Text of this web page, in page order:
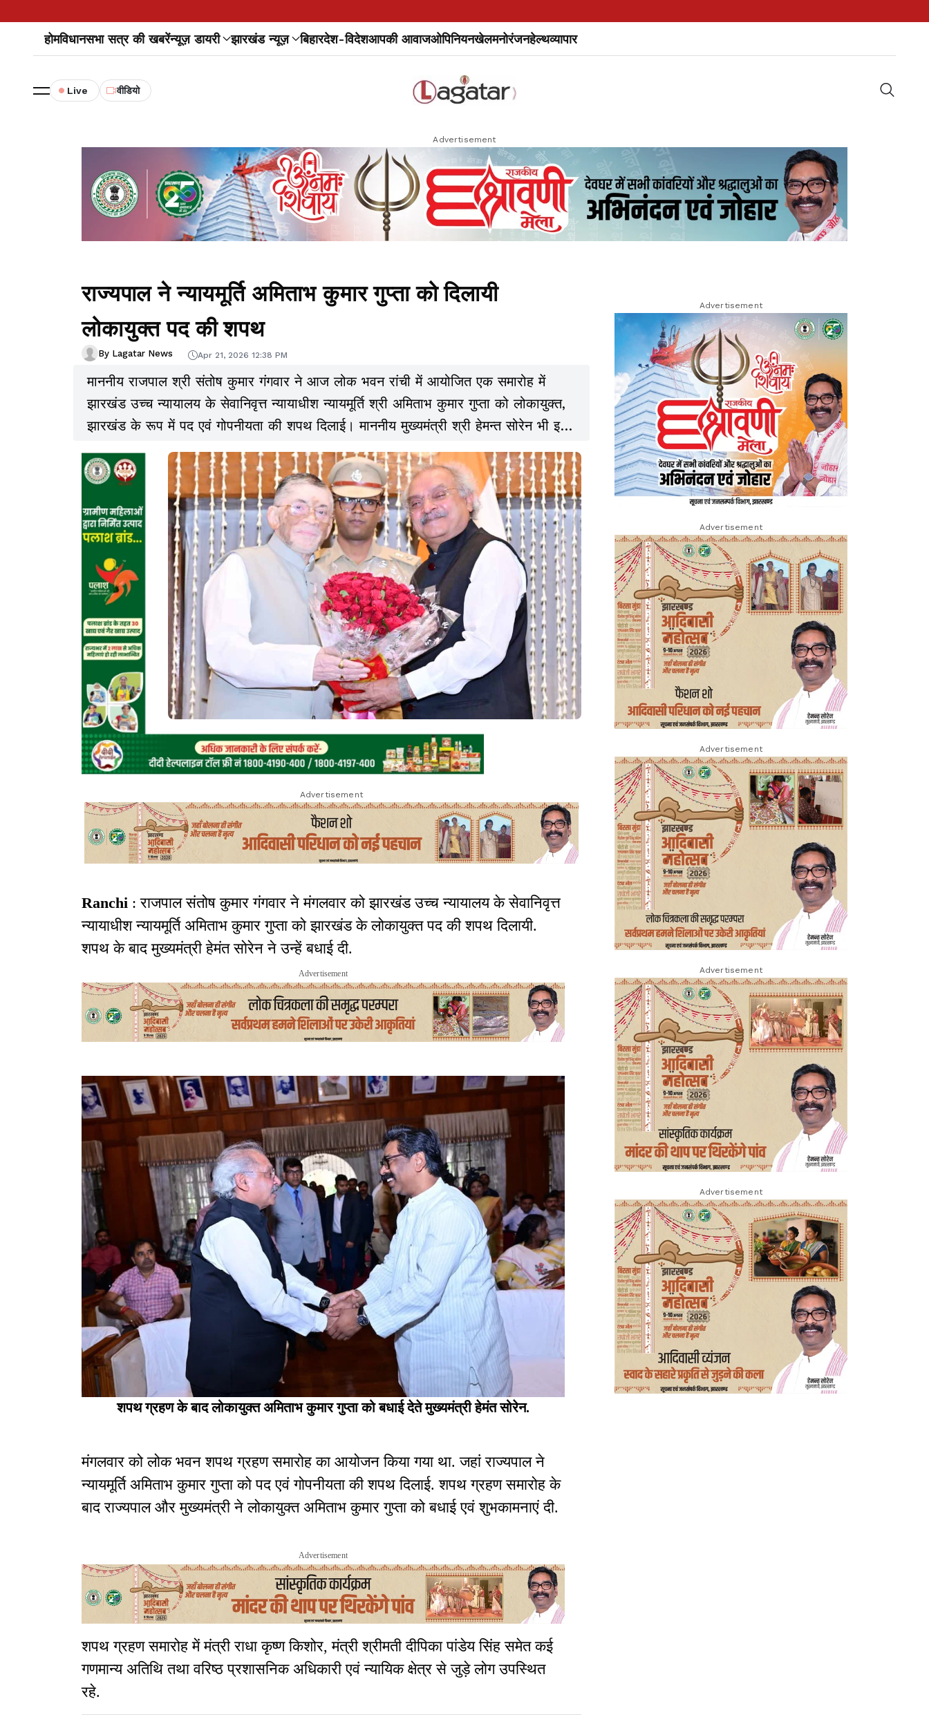
होमविधानसभा सत्र की खबरेंन्यूज़ डायरी झारखंड न्यूज़ बिहारदेश-विदेशआपकी आवाजओपिनियनखेलमनोरंजनहेल्थव्यापार
Live वीडियो
Advertisement
राज्यपाल ने न्यायमूर्ति अमिताभ कुमार गुप्ता को दिलायी
लोकायुक्त पद की शपथ
By Lagatar News Apr 21, 2026 12:38 PM
माननीय राजपाल श्री संतोष कुमार गंगवार ने आज लोक भवन रांची में आयोजित एक समारोह में
झारखंड उच्च न्यायालय के सेवानिवृत्त न्यायाधीश न्यायमूर्ति श्री अमिताभ कुमार गुप्ता को लोकायुक्त,
झारखंड के रूप में पद एवं गोपनीयता की शपथ दिलाई। माननीय मुख्यमंत्री श्री हेमन्त सोरेन भी इस
महत्वपूर्ण संवैधानिक प्रक्रिया के साक्षी बने। शपथ ग्रहण समारोह के उपरांत माननीय राज्यपाल एवं
माननीय मुख्यमंत्री ने लोकायुक्त श्री अमिताभ कुमार गुप्ता को अपनी ओर से हार्दिक बधाई एवं
Advertisement
Ranchi : राजपाल संतोष कुमार गंगवार ने मंगलवार को झारखंड उच्च न्यायालय के सेवानिवृत्त
न्यायाधीश न्यायमूर्ति अमिताभ कुमार गुप्ता को झारखंड के लोकायुक्त पद की शपथ दिलायी.
शपथ के बाद मुख्यमंत्री हेमंत सोरेन ने उन्हें बधाई दी.
Advertisement
शपथ ग्रहण के बाद लोकायुक्त अमिताभ कुमार गुप्ता को बधाई देते मुख्यमंत्री हेमंत सोरेन.
मंगलवार को लोक भवन शपथ ग्रहण समारोह का आयोजन किया गया था. जहां राज्यपाल ने
न्यायमूर्ति अमिताभ कुमार गुप्ता को पद एवं गोपनीयता की शपथ दिलाई. शपथ ग्रहण समारोह के
बाद राज्यपाल और मुख्यमंत्री ने लोकायुक्त अमिताभ कुमार गुप्ता को बधाई एवं शुभकामनाएं दी.
Advertisement
शपथ ग्रहण समारोह में मंत्री राधा कृष्ण किशोर, मंत्री श्रीमती दीपिका पांडेय सिंह समेत कई
गणमान्य अतिथि तथा वरिष्ठ प्रशासनिक अधिकारी एवं न्यायिक क्षेत्र से जुड़े लोग उपस्थित
रहे.
Advertisement
Advertisement
Advertisement
Advertisement
Advertisement